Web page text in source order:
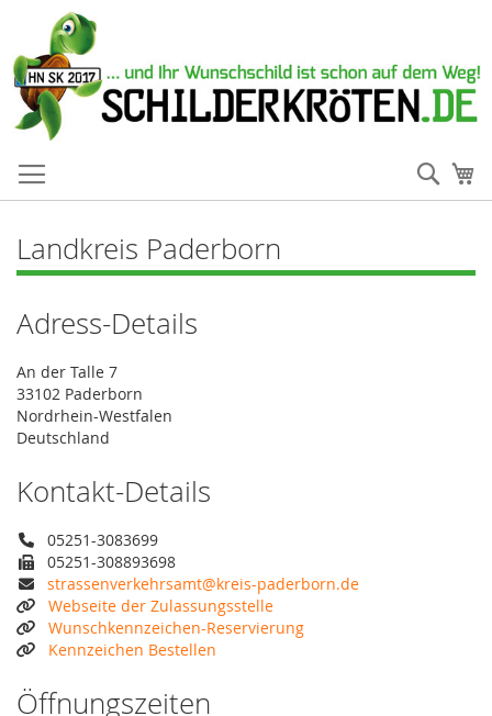
Landkreis Paderborn
Adress-Details
An der Talle 7
33102 Paderborn
Nordrhein-Westfalen
Deutschland
Kontakt-Details
05251-3083699
05251-308893698
strassenverkehrsamt@kreis-paderborn.de
Webseite der Zulassungsstelle
Wunschkennzeichen-Reservierung
Kennzeichen Bestellen
Öffnungszeiten